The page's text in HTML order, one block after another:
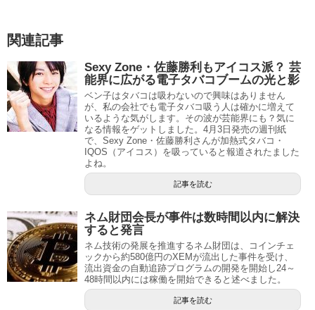
関連記事
Sexy Zone・佐藤勝利もアイコス派？ 芸
能界に広がる電子タバコブームの光と影
ベン子はタバコは吸わないので興味はありません
が、私の会社でも電子タバコ吸う人は確かに増えて
いるような気がします。その波が芸能界にも？気に
なる情報をゲットしました。4月3日発売の週刊紙
で、Sexy Zone・佐藤勝利さんが加熱式タバコ・
IQOS（アイコス）を吸っていると報道されたました
よね。
記事を読む
ネム財団会長が事件は数時間以内に解決
すると発言
ネム技術の発展を推進するネム財団は、コインチェ
ックから約580億円のXEMが流出した事件を受け、
流出資金の自動追跡プログラムの開発を開始し24～
48時間以内には稼働を開始できると述べました。
記事を読む